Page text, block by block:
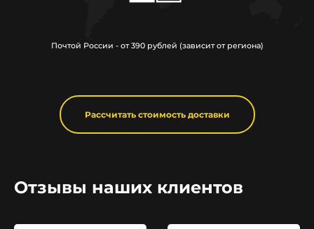
Почтой России - от 390 рублей (зависит от региона)
Рассчитать стоимость доставки
Отзывы наших клиентов